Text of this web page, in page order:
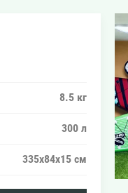
8.5 кг
300 л
335х84х15 см